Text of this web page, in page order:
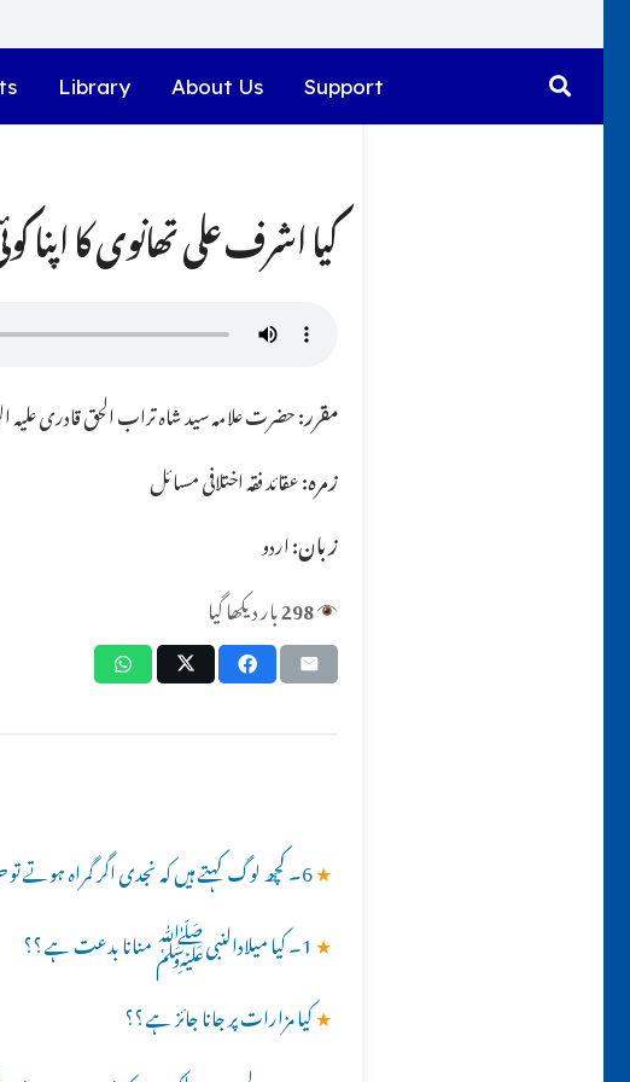
Library About Us Support
کیا اشرف علی تھانوی کا اپنا
مقرر:حضرت علامہ سید شاہ تراب الحق قادری علیہ
زمرہ:عقائد فقہ اختلافی مسائل
زبان:اردو
298بار دیکھا گیا
★6۔ کچھ لوگ کہتے ہیں کہ نجدی اگر گمراہ ہوتے تو حرمین شریفین کی خدمت نہ کر رہے ہوتے، کیا یہ خیال درست ہے؟؟
★1۔ کیا میلادالنبیﷺ منانا بدعت ہے ؟؟
★کیا مزارات پر جانا جائز ہے ؟؟